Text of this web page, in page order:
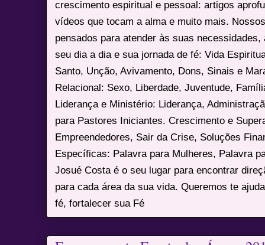
crescimento espiritual e pessoal: artigos
vídeos que tocam a alma e muito mais.
pensados para atender às suas
seu dia a dia e sua jornada de fé: Vida
Santo, Unção, Avivamento, Dons, Sinais e
Relacional: Sexo, Liberdade, Juventude,
Liderança e Ministério: Liderança,
para Pastores Iniciantes. Crescimento e
Empreendedores, Sair da Crise, Soluções
Específicas: Palavra para Mulheres, Palavra
Josué Costa é o seu lugar para encontrar
para cada área da sua vida. Queremos te
fé, fortalecer sua Fé